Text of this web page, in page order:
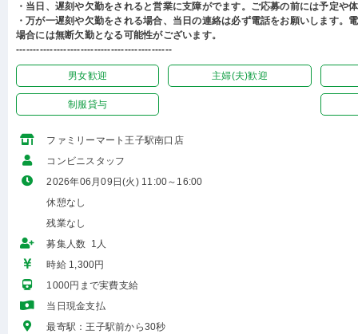
・当日、遅刻や欠勤をされると営業に支障がでます。ご応募の前には予定や
・万が一遅刻や欠勤をされる場合、当日の連絡は必ず電話をお願いします。
場合には無断欠勤となる可能性がございます。
----------------------------------------------
男女歓迎 主婦(夫)歓迎
制服貸与
ファミリーマート王子駅南口店
コンビニスタッフ
2026年06月09日(火) 11:00～16:00
休憩なし
残業なし
募集人数 1人
時給 1,300円
1000円まで実費支給
当日現金支払
最寄駅：王子駅前から30秒